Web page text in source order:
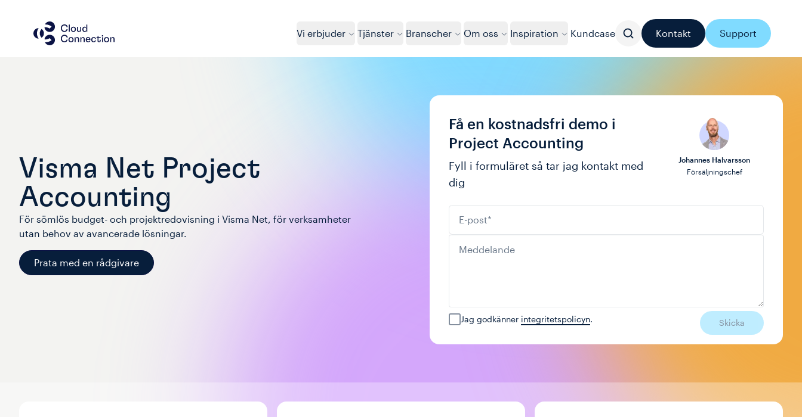
Vi erbjuder Tjänster Branscher Om oss Inspiration Kundcase Kontakt Support
Visma Net Project
Accounting
För sömlös budget- och projektredovisning i Visma Net, för verksamheter
utan behov av avancerade lösningar.
Prata med en rådgivare
Få en kostnadsfri demo i
Project Accounting
Fyll i formuläret så tar jag kontakt med
dig
Johannes Halvarsson
Försäljningschef
Jag godkänner integritetspolicyn. Skicka